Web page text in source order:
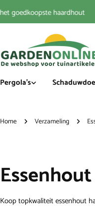
artikel
goedkoopste haardhout
Pergola's
Home Verzameling
Essenhout
Koop topkwaliteit essenhout